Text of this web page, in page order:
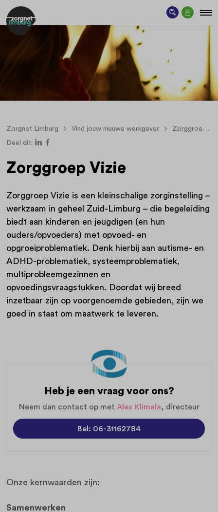
Zorgnet Limburg Vind jouw nieuwe werkgever Zorggroep Vizie
Deel dit:
Zorggroep Vizie
Zorggroep Vizie is een kleinschalige zorginstelling –
werkzaam in geheel Zuid-Limburg – die begeleiding
biedt aan kinderen en jeugdigen (en hun
ouders/opvoeders) met opvoed- en
opgroeiproblematiek. Denk hierbij aan autisme- en
ADHD-problematiek, systeemproblematiek,
multiprobleemgezinnen en
opvoedingsvraagstukken. Doordat wij breed
inzetbaar zijn op voorgenoemde gebieden, zijn we
goed in staat om maatwerk te leveren.
Heb je een vraag voor ons?
Neem dan contact op met Alex Klimala, directeur
Bel: 06-31162784
Onze kernwaarden zijn:
Samenwerken